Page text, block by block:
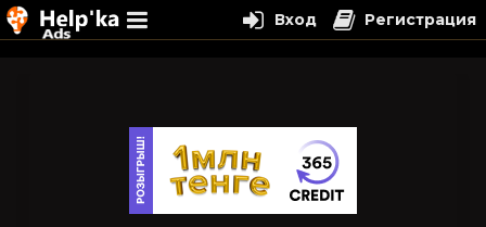
Вход Регистрация